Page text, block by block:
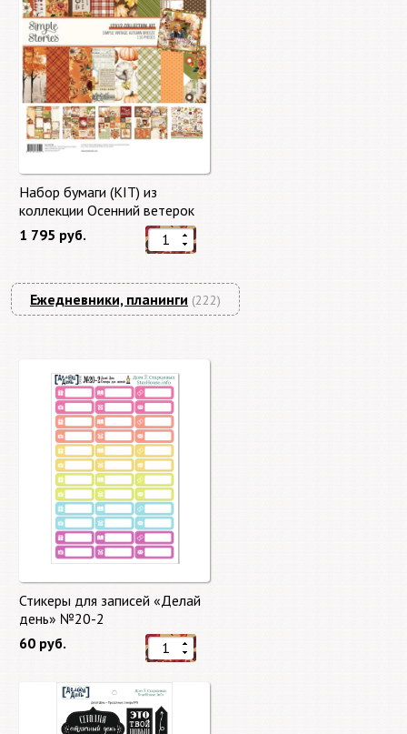
Набор бумаги (KIT) из
коллекции Осенний ветерок
"Autumn Breeze"
1 795 руб.
Ежедневники, планинги (222)
Стикеры для записей «Делай
день» №20-2
60 руб.